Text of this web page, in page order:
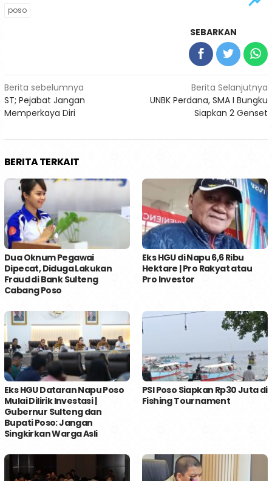
poso
SEBARKAN
Navigasi
pos
Berita sebelumnya
ST; Pejabat Jangan
Memperkaya Diri
Berita Selanjutnya
UNBK Perdana, SMA I Bungku
Siapkan 2 Genset
BERITA TERKAIT
Dua Oknum Pegawai
Dipecat, Diduga Lakukan
Fraud di Bank Sulteng
Cabang Poso
Eks HGU di Napu 6,6 Ribu
Hektare | Pro Rakyat atau
Pro Investor
Eks HGU Dataran Napu Poso
Mulai Dilirik Investasi |
Gubernur Sulteng dan
Bupati Poso: Jangan
Singkirkan Warga Asli
PSI Poso Siapkan Rp30 Juta di
Fishing Tournament